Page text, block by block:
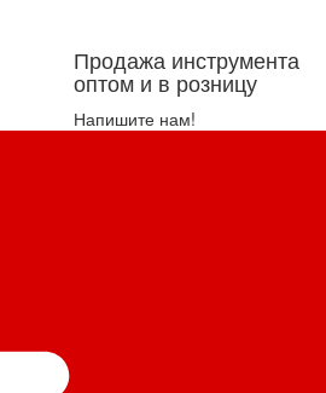
Продажа инструмента
оптом и в розницу
Напишите нам!